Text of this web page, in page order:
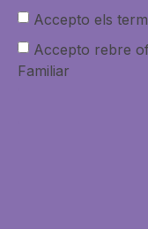
Accepto els
Accepto rebre
Familiar